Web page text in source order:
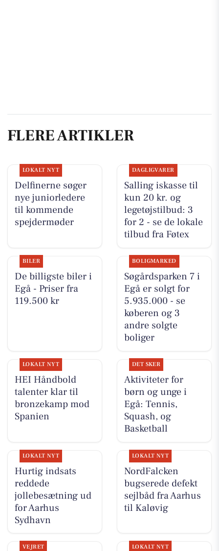
FLERE ARTIKLER
LOKALT NYT
Delfinerne søger
nye juniorledere
til kommende
spejdermøder
DAGLIGVARER
Salling iskasse til
kun 20 kr. og
legetøjstilbud: 3
for 2 - se de lokale
tilbud fra Føtex
BILER
De billigste biler i
Egå - Priser fra
119.500 kr
BOLIGMARKED
Søgårdsparken 7 i
Egå er solgt for
5.935.000 - se
køberen og 3
andre solgte
boliger
LOKALT NYT
HEI Håndbold
talenter klar til
bronzekamp mod
Spanien
DET SKER
Aktiviteter for
børn og unge i
Egå: Tennis,
Squash, og
Basketball
LOKALT NYT
Hurtig indsats
reddede
jollebesætning ud
for Aarhus
Sydhavn
LOKALT NYT
NordFalcken
bugserede defekt
sejlbåd fra Aarhus
til Kaløvig
VEJRET LOKALT NYT